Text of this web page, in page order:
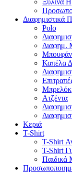
Ξύλινα
Διαφημιστικά
Polo
Διαφημ.
Μπουφάν
Καπέλα
Μπρελόκ
Ατζέντα
Κεριά
T-Shirt
T-Shirt
T-Shirt
Παιδικά